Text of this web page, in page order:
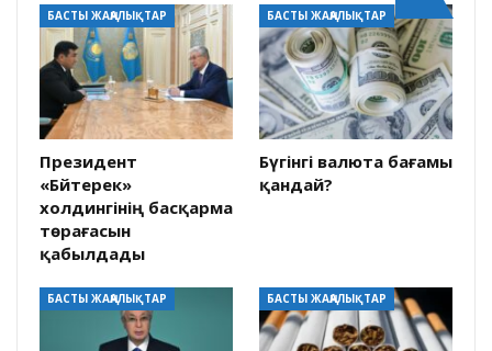
БАСТЫ ЖАҢАЛЫҚТАР
Президент
«Бәйтерек»
холдингінің басқарма
төрағасын
қабылдады
БАСТЫ ЖАҢАЛЫҚТАР
Бүгінгі валюта бағамы
қандай?
БАСТЫ ЖАҢАЛЫҚТАР БАСТЫ ЖАҢАЛЫҚТАР